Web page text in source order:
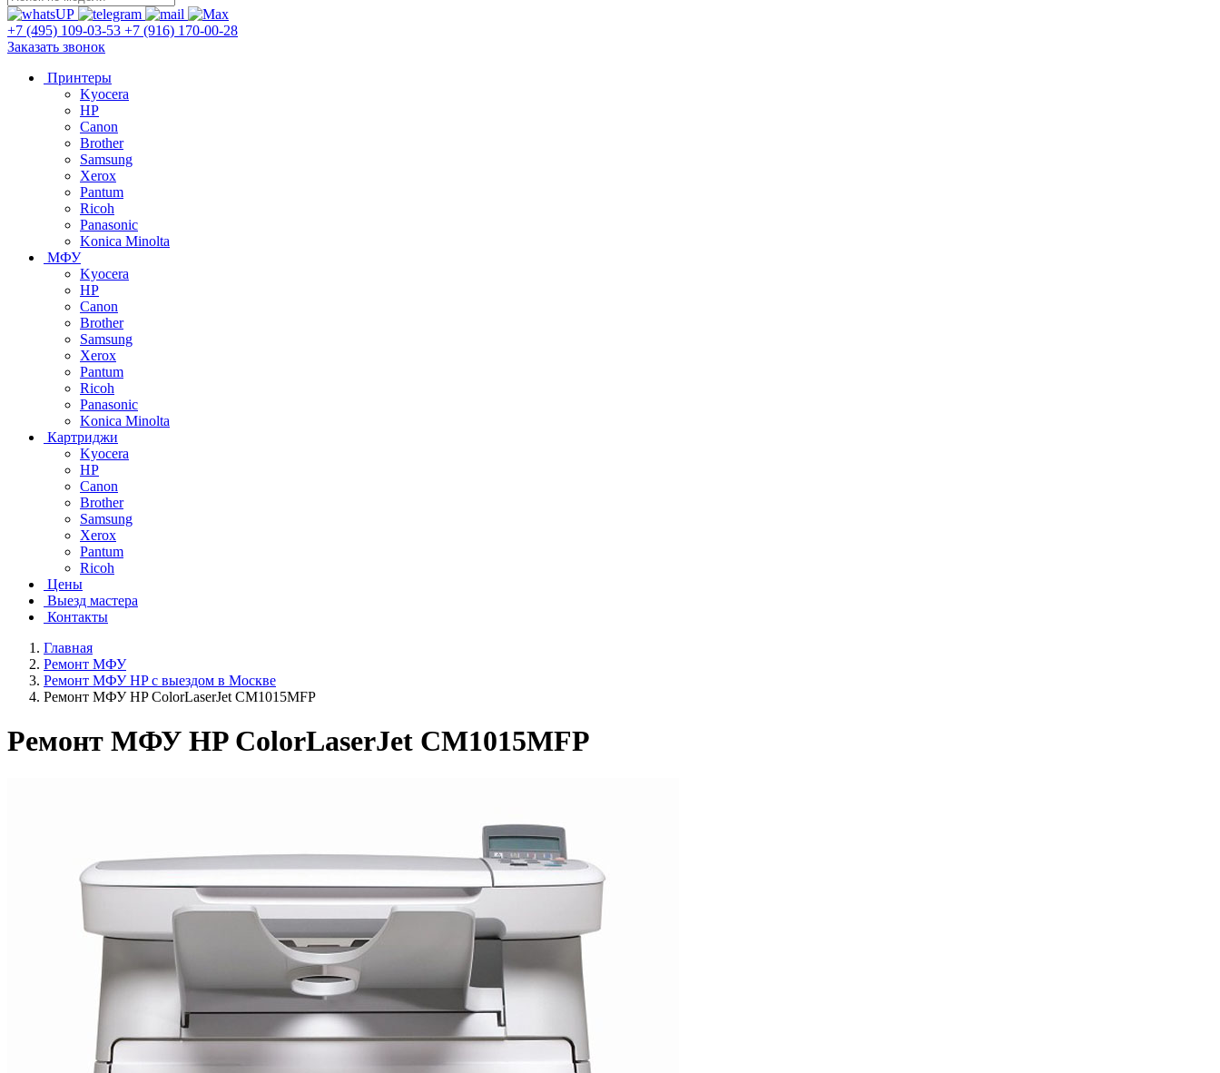
+7 (495) 109-03-53 +7 (916) 170-00-28
Заказать звонок
Принтеры
Kyocera
HP
Canon
Brother
Samsung
Xerox
Pantum
Ricoh
Panasonic
Konica Minolta
МФУ
Kyocera
HP
Canon
Brother
Samsung
Xerox
Pantum
Ricoh
Panasonic
Konica Minolta
Картриджи
Kyocera
HP
Canon
Brother
Samsung
Xerox
Pantum
Ricoh
Цены
Выезд мастера
Контакты
Главная
Ремонт МФУ
Ремонт МФУ HP с выездом в Москве
Ремонт МФУ HP ColorLaserJet CM1015MFP
Ремонт МФУ HP ColorLaserJet CM1015MFP